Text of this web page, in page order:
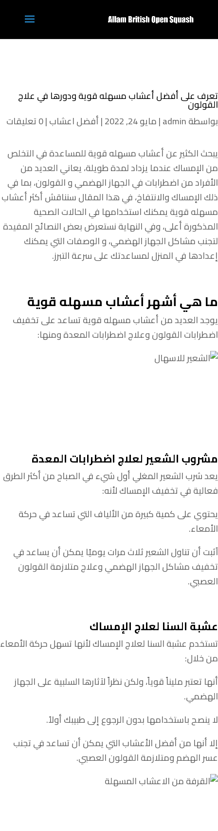
تعرف على أفضل أعشاب مسهله قوية ودورها في علاج
القولون
بواسطةadmin
|مايو 24, 2022 |أفضل اعشاب|0 تعليقات
يبحث الكثير عن أعشاب مسهله قوية للمساعدة في التخلص
من الإمساك عندما يزداد لمدة طويلة، يعاني العديد من
الأفراد من اضطرابات في الجهاز الهضمي و القولون، بما في
ذلك الإمساك والانتفاخ، في هذا المقال سنناقش أكثر أعشاب
مسهله قوية يمكنك استخدامها في الحالات الصحية
المذكورة أعلى، وفي النهاية نستعرض بعض النصائح المفيدة
لتجنب مشاكل الجهاز الهضمي، و الوصفات التي يمكنك
إعدادها في المنزل لمساعدتك على سرعة التبرز.
ما هي أشهر أعشاب مسهله قوية
يوجد العديد من أعشاب مسهله قوية تساعد على تخفيف
اضطرابات القولون وعلاج اضطرابات المعدة ومنها:
مشروب الشعير لعلاج اضطرابات المعدة
يعد شرب الشعير المغلي أول شيء في الصباح من أكثر الطرق
فعالية في تخفيف الإمساك لأنه:
يحتوي على كمية كبيرة من الألياف التي تساعد في حركة
الأمعاء.
اُثبت أن تناول الشعير ثلاث مرات يوميًا يمكن أن يساعد في
تخفيف مشاكل الجهاز الهضمي وعلاج متلازمة القولون
العصبي.
عشبة السنا لعلاج الإمساك
تستخدم عشبة السنا لعلاج الإمساك لأنها تسهل حركة الأمعاء
من خلال:
أنها تعتبر مليناً قوياً، ولكن نظراً لآثارها السلبية على الجهاز
الهضمي.
لا ينصح باستخدامها بدون الرجوع إلى طبيبك أولاً.
إلا أنها من أفضل الأعشاب التي يمكن أن تساعد في تجنب
عسر الهضم ومتلازمة القولون العصبي.